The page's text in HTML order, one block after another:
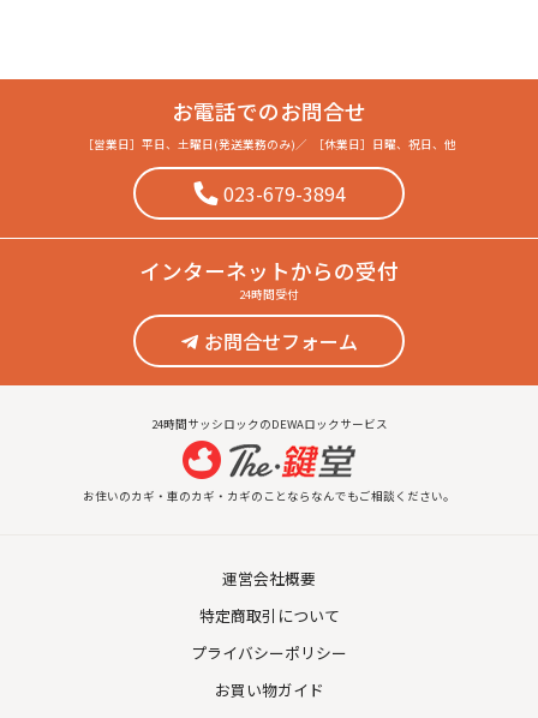
お電話でのお問合せ
［営業日］ 平日、土曜日(発送業務のみ) ／ ［休業日］ 日曜、祝日、他
023-679-3894
インターネットからの受付
24時間受付
お問合せフォーム
24時間サッシロックのDEWAロックサービス
お住いのカギ・車のカギ・カギのことならなんでもご相談ください。
運営会社概要
特定商取引について
プライバシーポリシー
お買い物ガイド